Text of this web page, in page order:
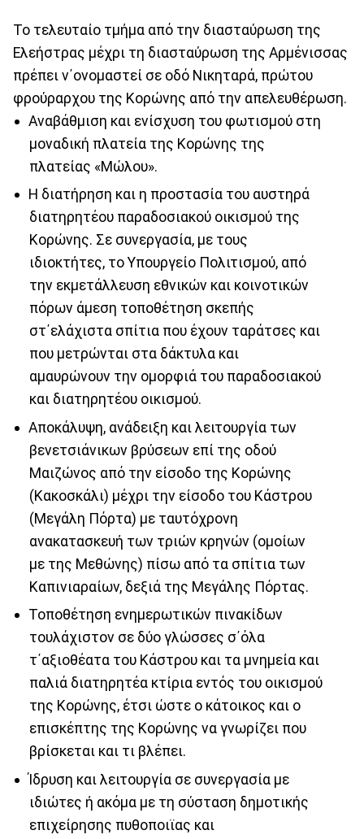
Το τελευταίο τμήμα από την διασταύρωση της
Ελεήστρας μέχρι τη διασταύρωση της Αρμένισσας
πρέπει ν΄ονομαστεί σε οδό Νικηταρά, πρώτου
φρούραρχου της Κορώνης από την απελευθέρωση.
Αναβάθμιση και ενίσχυση του φωτισμού στη
μοναδική πλατεία της Κορώνης της
πλατείας «Μώλου».
Η διατήρηση και η προστασία του αυστηρά
διατηρητέου παραδοσιακού οικισμού της
Κορώνης. Σε συνεργασία, με τους
ιδιοκτήτες, το Υπουργείο Πολιτισμού, από
την εκμετάλλευση εθνικών και κοινοτικών
πόρων άμεση τοποθέτηση σκεπής
στ΄ελάχιστα σπίτια που έχουν ταράτσες και
που μετρώνται στα δάκτυλα και
αμαυρώνουν την ομορφιά του παραδοσιακού
και διατηρητέου οικισμού.
Αποκάλυψη, ανάδειξη και λειτουργία των
βενετσιάνικων βρύσεων επί της οδού
Μαιζώνος από την είσοδο της Κορώνης
(Κακοσκάλι) μέχρι την είσοδο του Κάστρου
(Μεγάλη Πόρτα) με ταυτόχρονη
ανακατασκευή των τριών κρηνών (ομοίων
με της Μεθώνης) πίσω από τα σπίτια των
Καπινιαραίων, δεξιά της Μεγάλης Πόρτας.
Τοποθέτηση ενημερωτικών πινακίδων
τουλάχιστον σε δύο γλώσσες σ΄όλα
τ΄αξιοθέατα του Κάστρου και τα μνημεία και
παλιά διατηρητέα κτίρια εντός του οικισμού
της Κορώνης, έτσι ώστε ο κάτοικος και ο
επισκέπτης της Κορώνης να γνωρίζει που
βρίσκεται και τι βλέπει.
Ίδρυση και λειτουργία σε συνεργασία με
ιδιώτες ή ακόμα με τη σύσταση δημοτικής
επιχείρησης πυθοποιϊας και